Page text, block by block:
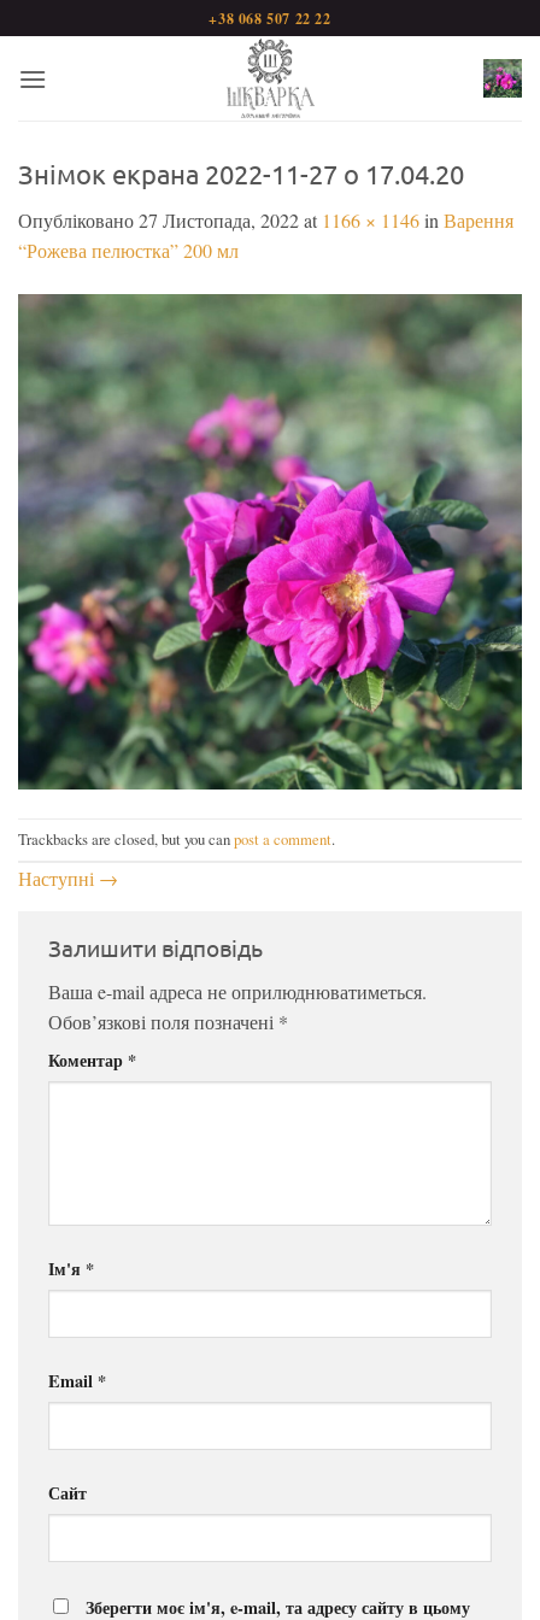
+38 068 507 22 22
Знімок екрана 2022-11-27 о 17.04.20
Опубліковано27 Листопада, 2022at 1166 × 1146in Варення
“Рожева пелюстка” 200 мл
Trackbacks are closed, but you canpost a comment.
Наступні →
Залишити відповідь
Ваша e-mail адреса не оприлюднюватиметься.
Обов’язкові поля позначені *
Коментар *
Ім'я *
Email *
Сайт
Зберегти моє ім'я, e-mail, та адресу сайту в цьому